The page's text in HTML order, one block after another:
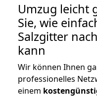
Umzug leicht
Sie, wie
Salzgitter
kann
Wir können Ihnen
professionelles
einem